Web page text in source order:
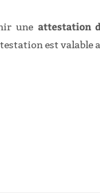
une attestation
est valable